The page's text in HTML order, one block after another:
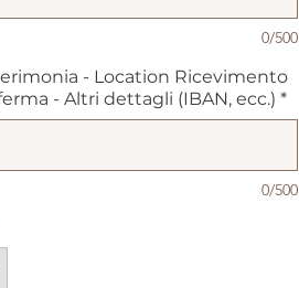
0/500
- Location Ricevimento
- Altri dettagli (IBAN, ecc.) *
0/500